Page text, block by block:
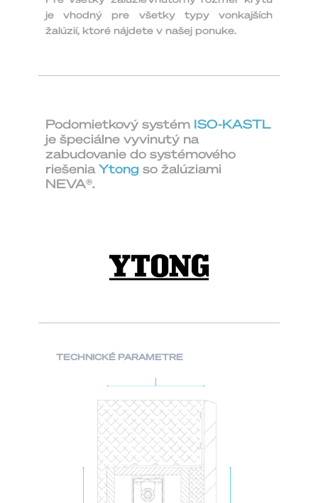
je vhodný pre všetky typy vonkajších
žalúzií, ktoré nájdete v našej ponuke.
Podomietkový systém ISO-KASTL
je špeciálne vyvinutý na
zabudovanie do systémového
riešenia Ytong so žalúziami
NEVA®.
TECHNICKÉ PARAMETRE